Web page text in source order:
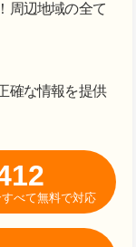
周辺地域の全て
確な情報を提供
べて無料で対応